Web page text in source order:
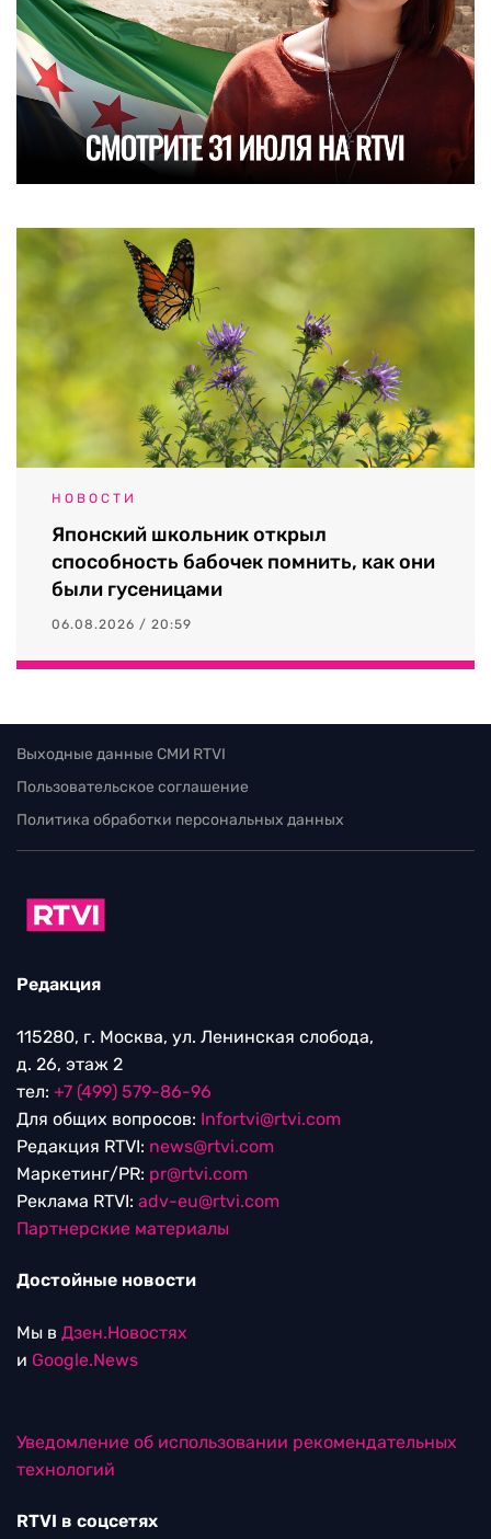
НОВОСТИ
Японский школьник открыл
способность бабочек помнить, как они
были гусеницами
06.08.2026 / 20:59
Выходные данные СМИ RTVI
Пользовательское соглашение
Политика обработки персональных данных
Редакция
115280, г. Москва, ул. Ленинская слобода,
д. 26, этаж 2
тел: +7 (499) 579-86-96
Для общих вопросов: Infortvi@rtvi.com
Редакция RTVI: news@rtvi.com
Маркетинг/PR: pr@rtvi.com
Реклама RTVI: adv-eu@rtvi.com
Партнерские материалы
Достойные новости
Мы в Дзен.Новостях
и Google.News
Уведомление об использовании рекомендательных
технологий
RTVI в соцсетях